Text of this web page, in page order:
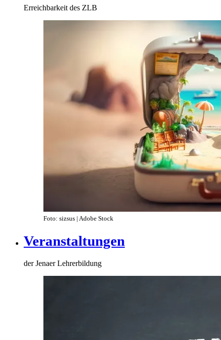
Erreichbarkeit des ZLB
Foto: sizsus | Adobe Stock
Veranstaltungen
der Jenaer Lehrerbildung